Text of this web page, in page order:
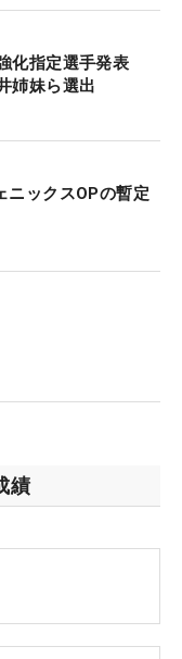
化指定選手発表
姉妹ら選出
ックスOPの暫定
績